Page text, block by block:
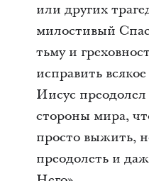
или других
милостивый
тьму и
исправить
Иисус
стороны мира,
просто выжить,
преодолеть и